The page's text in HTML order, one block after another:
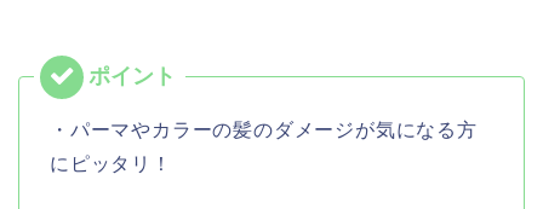
・パーマやカラーの髪のダメージが気になる方
にピッタリ！